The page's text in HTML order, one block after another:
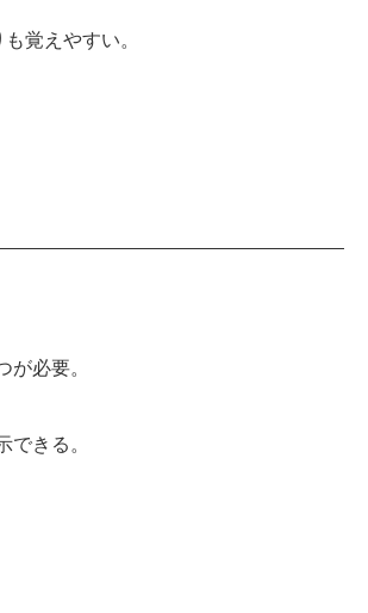
も覚えやすい。
が必要。
できる。